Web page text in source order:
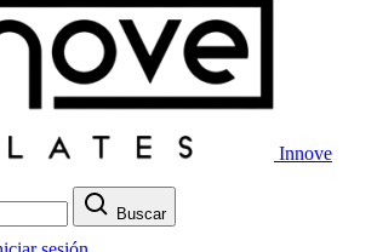
Innove
Buscar